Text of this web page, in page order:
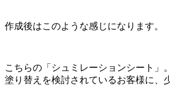
作成後はこのような感じになります。
こちらの「シュミレーションシート」
塗り替えを検討されているお客様に、